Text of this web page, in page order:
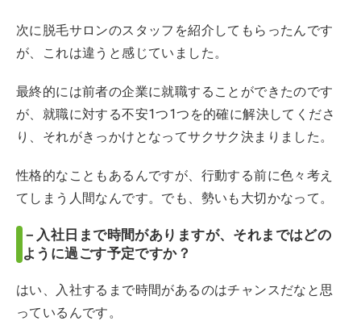
次に脱毛サロンのスタッフを紹介してもらったんです
が、これは違うと感じていました。
最終的には前者の企業に就職することができたのです
が、就職に対する不安1つ1つを的確に解決してくださ
り、それがきっかけとなってサクサク決まりました。
性格的なこともあるんですが、行動する前に色々考え
てしまう人間なんです。でも、勢いも大切かなって。
－入社日まで時間がありますが、それまではどの
ように過ごす予定ですか？
はい、入社するまで時間があるのはチャンスだなと思
っているんです。